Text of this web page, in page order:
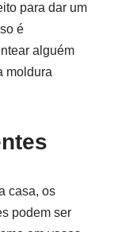
para dar um
é
alguém
moldura
casa, os
podem ser